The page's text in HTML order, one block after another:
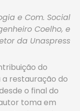
e Com. Social
Coelho, e
da Unaspress
do
restauração do
o final do
toma em